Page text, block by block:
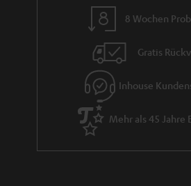
Deuter: Bereit für dein Abenteuer
Wie aus alten PET-Flaschen urbaner
8 Wochen
Gratis
Inhouse
Mehr als 45 Jahre